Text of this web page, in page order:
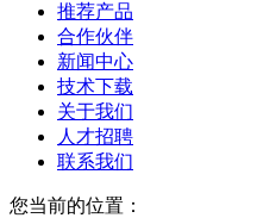
推荐产品
合作伙伴
新闻中心
技术下载
关于我们
人才招聘
联系我们
您当前的位置：